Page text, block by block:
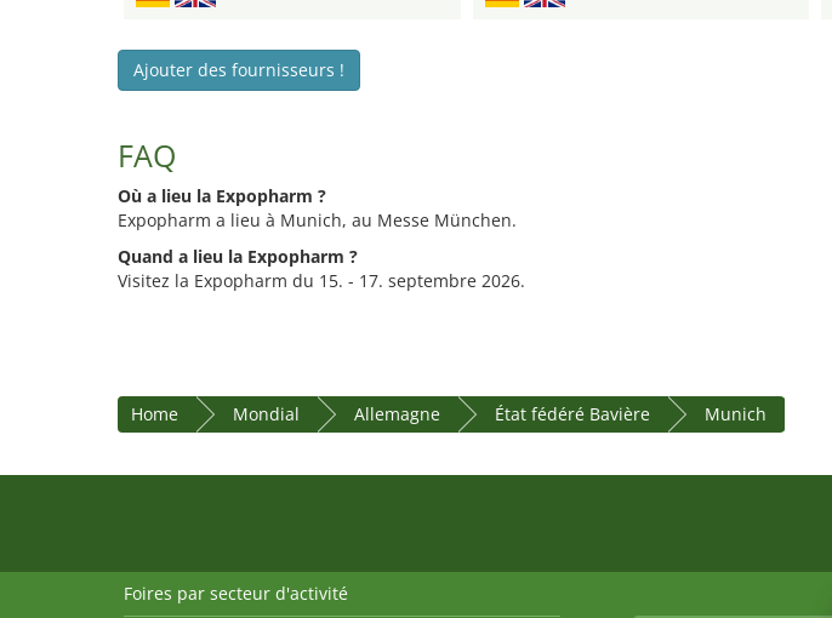
Ajouter des fournisseurs !
FAQ
Où a lieu la Expopharm ?
Expopharm a lieu à Munich, au Messe München.
Quand a lieu la Expopharm ?
Visitez la Expopharm du 15. - 17. septembre 2026.
Home Mondial Allemagne État fédéré Bavière Munich
Foires par secteur d'activité